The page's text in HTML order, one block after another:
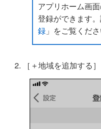
アプリホーム画
登録ができます
録」をご覧くださ
［＋地域を追加する